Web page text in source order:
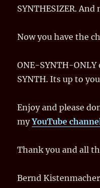
SYNTHESIZER.
Now you have the
ONE-SYNTH-ONLY
SYNTH. Its up to
Enjoy and please
myYouTube
Thank you and all
Bernd Kistenmacher